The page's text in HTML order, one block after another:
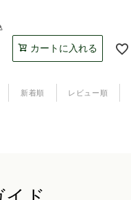
カートに入れる
新着順 レビュー順